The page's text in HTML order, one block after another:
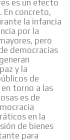
es un efecto
concreto,
la infancia
por la
pero
democracias
y la
de
torno a las
es de
en la
de bienes
para